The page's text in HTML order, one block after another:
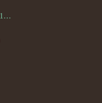
Wilma Keydeniers (02-12-1953)